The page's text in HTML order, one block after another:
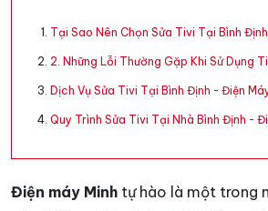
Tại Sao Nên Chọn Sửa Tivi Tại Bình
2. Những Lỗi Thường Gặp Khi Sử Dụng
Dịch Vụ Sửa Tivi Tại Bình Định - Điện
Quy Trình Sửa Tivi Tại Nhà Bình Định -
Điện máy Minh tự hào là một trong